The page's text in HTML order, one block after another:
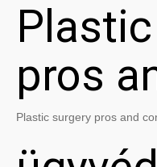
pros
Plastic surgery pros and